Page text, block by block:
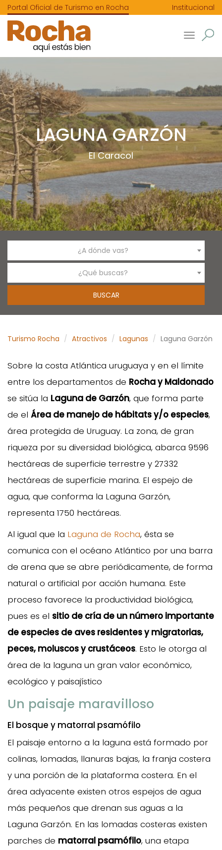
Portal Oficial de Turismo en Rocha Institucional
Toggle
LAGUNA GARZÓN
El Caracol
¿A dónde vas?
¿Qué buscas?
Turismo Rocha Atractivos Lagunas Laguna Garzón
Sobre la costa Atlántica uruguaya y en el límite
entre los departamentos de Rocha y Maldonado
se sitúa la Laguna de Garzón, que forma parte
de el Área de manejo de hábitats y/o especies,
área protegida de Uruguay. La zona, de gran
riqueza por su diversidad biológica, abarca 9596
hectáreas de superficie terrestre y 27332
hectáreas de superficie marina. El espejo de
agua, que conforma la Laguna Garzón,
representa 1750 hectáreas.
Al igual que la Laguna de Rocha, ésta se
comunica con el océano Atlántico por una barra
de arena que se abre periódicamente, de forma
natural o artificial por acción humana. Este
proceso favorece la productividad biológica,
pues es el sitio de cría de un número importante
de especies de aves residentes y migratorias,
peces, moluscos y crustáceos. Esto le otorga al
área de la laguna un gran valor económico,
ecológico y paisajístico
Un paisaje maravilloso
El bosque y matorral psamófilo
El paisaje entorno a la laguna está formado por
colinas, lomadas, llanuras bajas, la franja costera
y una porción de la plataforma costera. En el
área adyacente existen otros espejos de agua
más pequeños que drenan sus aguas a la
Laguna Garzón. En las lomadas costeras existen
parches de matorral psamófilo, una etapa